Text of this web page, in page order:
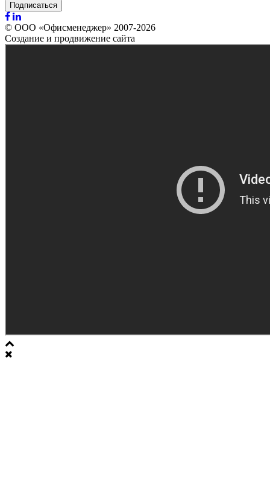
Подписаться
© ООО «Офисменеджер» 2007-2026
Создание и продвижение сайта